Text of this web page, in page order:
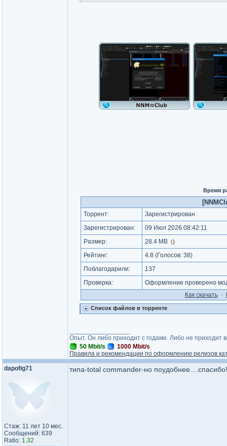
Время
Торрент:
Зарегистрирован
Зарегистрирован:
09 Июл 2026 08:42:11
Размер:
28.4 MB ()
Рейтинг: 4.8 (Голосов: 38)
Поблагодарили:
137
Проверка:
Оформление проверено
Как cкачать·
Список файлов в торренте
Опыт. Он либо приходит с годами. Либо не приходит
50 Mbit/s
1000 Mbit/s
Правила и рекомендации по оформлению релизов
dapofig71
Стаж: 11 лет 10 мес.
Сообщений: 639
Ratio: 1.32
типа-total commander-но поудобнее....спасибо!